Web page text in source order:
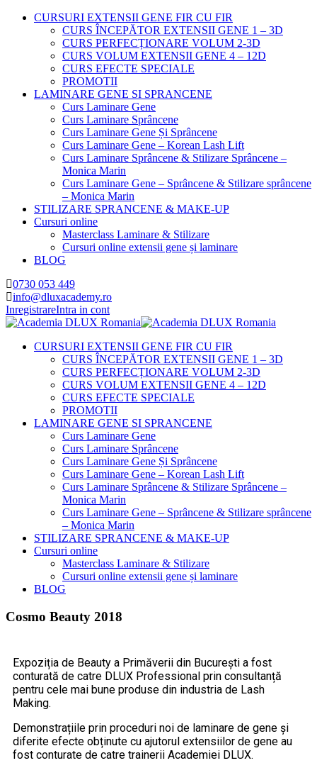
CURSURI EXTENSII GENE FIR CU FIR
CURS ÎNCEPĂTOR EXTENSII GENE 1 – 3D
CURS PERFECȚIONARE VOLUM 2-3D
CURS VOLUM EXTENSII GENE 4 – 12D
CURS EFECTE SPECIALE
PROMOTII
LAMINARE GENE SI SPRANCENE
Curs Laminare Gene
Curs Laminare Sprâncene
Curs Laminare Gene Și Sprâncene
Curs Laminare Gene – Korean Lash Lift
Curs Laminare Sprâncene & Stilizare Sprâncene –
Monica Marin
Curs Laminare Gene – Sprâncene & Stilizare sprâncene
– Monica Marin
STILIZARE SPRANCENE & MAKE-UP
Cursuri online
Masterclass Laminare & Stilizare
Cursuri online extensii gene și laminare
BLOG
0730 053 449
info@dluxacademy.ro
InregistrareIntra in cont
CURSURI EXTENSII GENE FIR CU FIR
CURS ÎNCEPĂTOR EXTENSII GENE 1 – 3D
CURS PERFECȚIONARE VOLUM 2-3D
CURS VOLUM EXTENSII GENE 4 – 12D
CURS EFECTE SPECIALE
PROMOTII
LAMINARE GENE SI SPRANCENE
Curs Laminare Gene
Curs Laminare Sprâncene
Curs Laminare Gene Și Sprâncene
Curs Laminare Gene – Korean Lash Lift
Curs Laminare Sprâncene & Stilizare Sprâncene –
Monica Marin
Curs Laminare Gene – Sprâncene & Stilizare sprâncene
– Monica Marin
STILIZARE SPRANCENE & MAKE-UP
Cursuri online
Masterclass Laminare & Stilizare
Cursuri online extensii gene și laminare
BLOG
Cosmo Beauty 2018
Expoziția de Beauty a Primăverii din București a fost
conturată de catre DLUX Professional prin consultanță
pentru cele mai bune produse din industria de Lash
Making.
Demonstrațiile prin proceduri noi de laminare de gene și
diferite efecte obținute cu ajutorul extensiilor de gene au
fost conturate de catre trainerii Academiei DLUX.